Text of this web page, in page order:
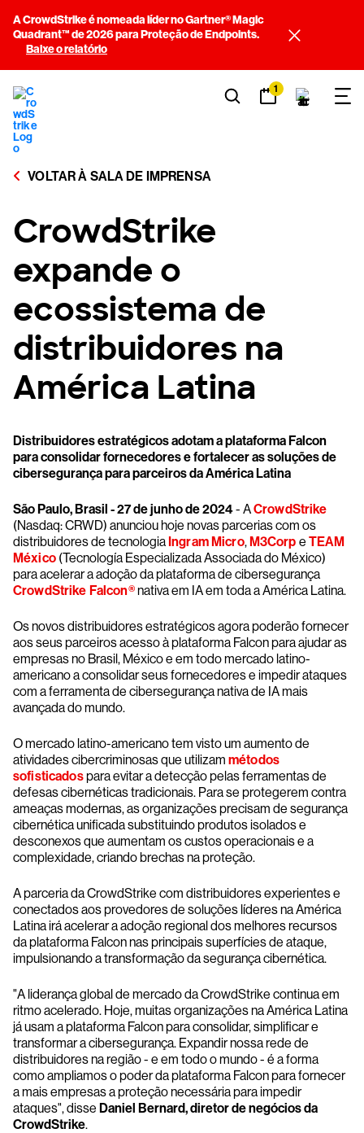
A CrowdStrike é nomeada líder no Gartner® Magic
Quadrant™ de 2026 para Proteção de Endpoints.
Baixe o relatório
1
VOLTAR À SALA DE IMPRENSA
CrowdStrike
expande o
ecossistema de
distribuidores na
América Latina
Distribuidores estratégicos adotam a plataforma Falcon
para consolidar fornecedores e fortalecer as soluções de
cibersegurança para parceiros da América Latina
São Paulo, Brasil - 27 de junho de 2024- ACrowdStrike
(Nasdaq: CRWD) anunciou hoje novas parcerias com os
distribuidores de tecnologiaIngram Micro,M3Corp e TEAM
México(Tecnología Especializada Associada do México)
para acelerar a adoção da plataforma de cibersegurança
CrowdStrike Falcon®nativa em IA em toda a América Latina.
Os novos distribuidores estratégicos agora poderão fornecer
aos seus parceiros acesso à plataforma Falcon para ajudar as
empresas no Brasil, México e em todo mercado latino-
americano a consolidar seus fornecedores e impedir ataques
com a ferramenta de cibersegurança nativa de IA mais
avançada do mundo.
O mercado latino-americano tem visto um aumento de
atividades cibercriminosas que utilizam métodos
sofisticadospara evitar a detecção pelas ferramentas de
defesas cibernéticas tradicionais. Para se protegerem contra
ameaças modernas, as organizações precisam de segurança
cibernética unificada substituindo produtos isolados e
desconexos que aumentam os custos operacionais e a
complexidade, criando brechas na proteção.
A parceria da CrowdStrike com distribuidores experientes e
conectados aos provedores de soluções líderes na América
Latina irá acelerar a adoção regional dos melhores recursos
da plataforma Falcon nas principais superfícies de ataque,
impulsionando a transformação da segurança cibernética.
"A liderança global de mercado da CrowdStrike continua em
ritmo acelerado. Hoje, muitas organizações na América Latina
já usam a plataforma Falcon para consolidar, simplificar e
transformar a cibersegurança. Expandir nossa rede de
distribuidores na região - e em todo o mundo - é a forma
como ampliamos o poder da plataforma Falcon para fornecer
a mais empresas a proteção necessária para impedir
ataques", disse Daniel Bernard, diretor de negócios da
CrowdStrike.